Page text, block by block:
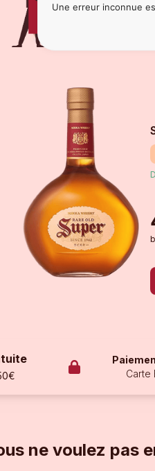
Carte
ne voulez pas
Une erreur inconnue